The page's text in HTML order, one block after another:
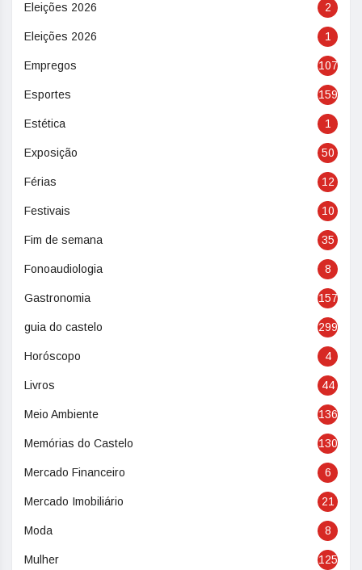
Eleições 2026 2
Eleições 2026 1
Empregos 107
Esportes 159
Estética 1
Exposição 50
Férias 12
Festivais 10
Fim de semana 35
Fonoaudiologia 8
Gastronomia 157
guia do castelo 299
Horóscopo 4
Livros 44
Meio Ambiente 136
Memórias do Castelo 130
Mercado Financeiro 6
Mercado Imobiliário 21
Moda 8
Mulher 125